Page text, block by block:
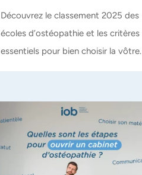
Découvrez le classement 2025 des
écoles d’ostéopathie et les critères
essentiels pour bien choisir la vôtre.